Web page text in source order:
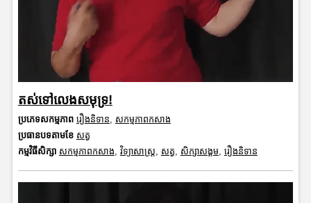
តស់ទៅលេងសមុទ្រ!
ប្រភេទសកម្មភាព រឿងនិទាន
សកម្មភាពកសាង
ប្រធានបទតាមខែ សត្វ
កម្មវិធីសិក្សា សកម្មភាពកសាង វិទ្យាសាស្រ្ត សត្វ សិក្សាសង្គម, រឿងនិទាន